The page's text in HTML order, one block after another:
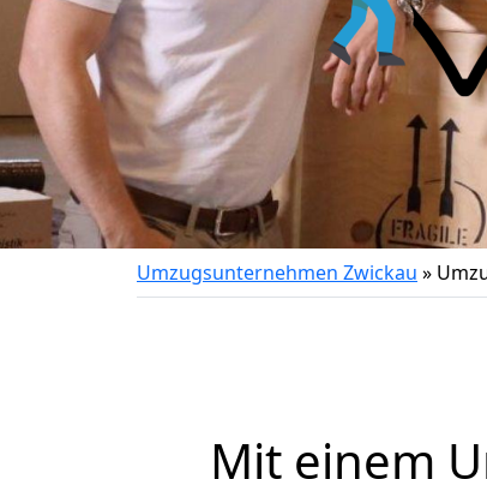
Umzugsunternehmen Zwickau »
Mit einem